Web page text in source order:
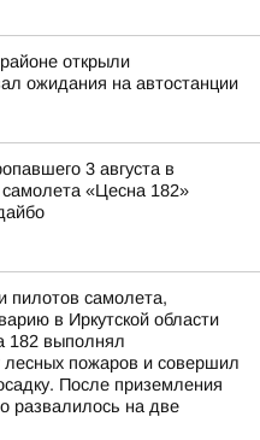
открыли
ожидания на автостанции
3 августа в
самолета «Цесна 182»
пилотов самолета,
в Иркутской области
182 выполнял
лесных пожаров и совершил
После приземления
развалилось на две